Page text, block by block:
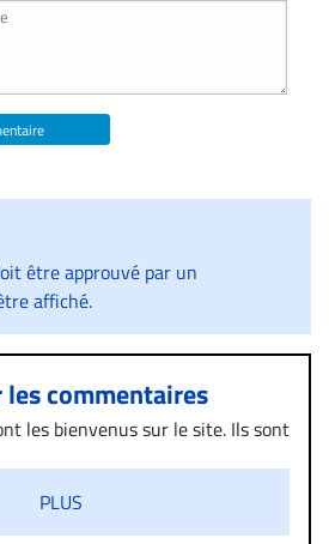
être approuvé par un
affiché.
commentaires
les bienvenus sur le site. Ils sont
cette politique de modération,
PLUS